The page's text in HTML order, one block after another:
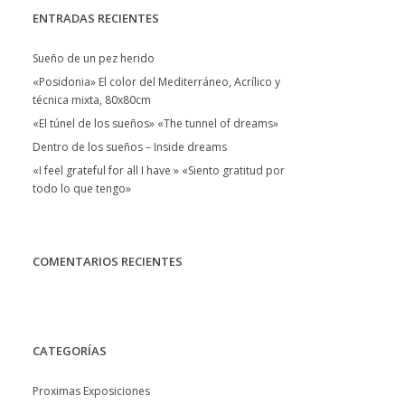
ENTRADAS RECIENTES
Sueño de un pez herido
«Posidonia» El color del Mediterráneo, Acrílico y
técnica mixta, 80x80cm
«El túnel de los sueños» «The tunnel of dreams»
Dentro de los sueños – Inside dreams
«I feel grateful for all I have » «Siento gratitud por
todo lo que tengo»
COMENTARIOS RECIENTES
CATEGORÍAS
Proximas Exposiciones